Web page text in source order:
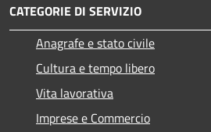
CATEGORIE DI SERVIZIO
Anagrafe e stato civile
Cultura e tempo libero
Vita lavorativa
Imprese e Commercio